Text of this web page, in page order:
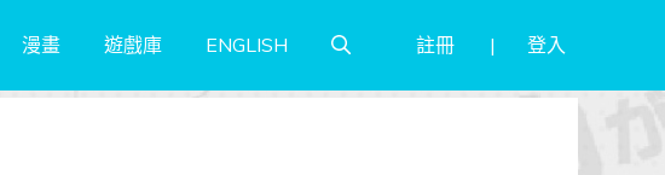
漫畫 遊戲庫 ENGLISH 註冊 登入